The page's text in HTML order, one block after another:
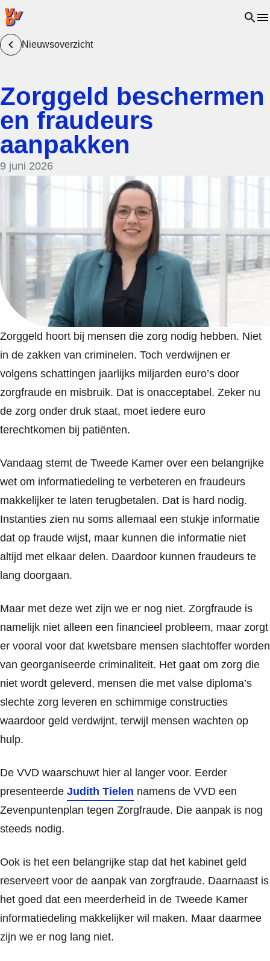
VVD.nl - Ga naar de homepage Open
Nieuwsoverzicht
Zorggeld beschermen
en fraudeurs
aanpakken
9 juni 2026
Zorggeld hoort bij mensen die zorg nodig hebben. Niet
in de zakken van criminelen. Toch verdwijnen er
volgens schattingen jaarlijks miljarden euro’s door
zorgfraude en misbruik. Dat is onacceptabel. Zeker nu
de zorg onder druk staat, moet iedere euro
terechtkomen bij patiënten.
Vandaag stemt de Tweede Kamer over een belangrijke
wet om informatiedeling te verbeteren en fraudeurs
makkelijker te laten terugbetalen. Dat is hard nodig.
Instanties zien nu soms allemaal een stukje informatie
dat op fraude wijst, maar kunnen die informatie niet
altijd met elkaar delen. Daardoor kunnen fraudeurs te
lang doorgaan.
Maar met deze wet zijn we er nog niet. Zorgfraude is
namelijk niet alleen een financieel probleem, maar zorgt
er vooral voor dat kwetsbare mensen slachtoffer worden
van georganiseerde criminaliteit. Het gaat om zorg die
niet wordt geleverd, mensen die met valse diploma’s
slechte zorg leveren en schimmige constructies
waardoor geld verdwijnt, terwijl mensen wachten op
hulp.
De VVD waarschuwt hier al langer voor. Eerder
presenteerde Judith Tielen namens de VVD een
Zevenpuntenplan tegen Zorgfraude. Die aanpak is nog
steeds nodig.
Ook is het een belangrijke stap dat het kabinet geld
reserveert voor de aanpak van zorgfraude. Daarnaast is
het goed dat een meerderheid in de Tweede Kamer
informatiedeling makkelijker wil maken. Maar daarmee
zijn we er nog lang niet.